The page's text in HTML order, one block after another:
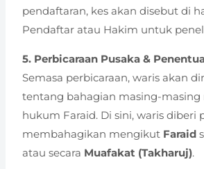
pendaftaran, kes akan disebut di
Pendaftar atau Hakim untuk
5. Perbicaraan Pusaka &
Semasa perbicaraan, waris akan
tentang bahagian masing-
hukum Faraid. Di sini, waris diberi
membahagikan mengikut Faraid
atau secara Muafakat (Takharuj).